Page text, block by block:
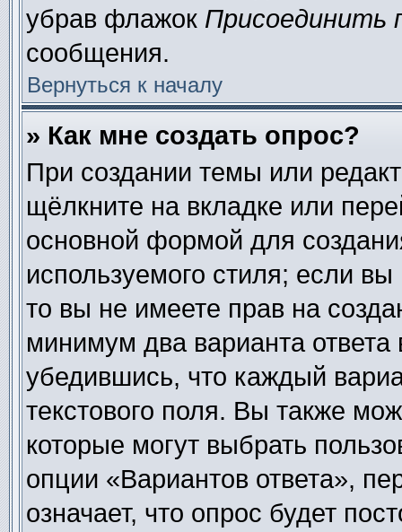
убрав флажок Присоединить
сообщения.
Вернуться к началу
» Как мне создать опрос?
При создании темы или
щёлкните на вкладке или
основной формой для
используемого стиля; если
то вы не имеете прав на
минимум два варианта
убедившись, что каждый
текстового поля. Вы также
которые могут выбрать
опции «Вариантов ответа»,
означает, что опрос будет